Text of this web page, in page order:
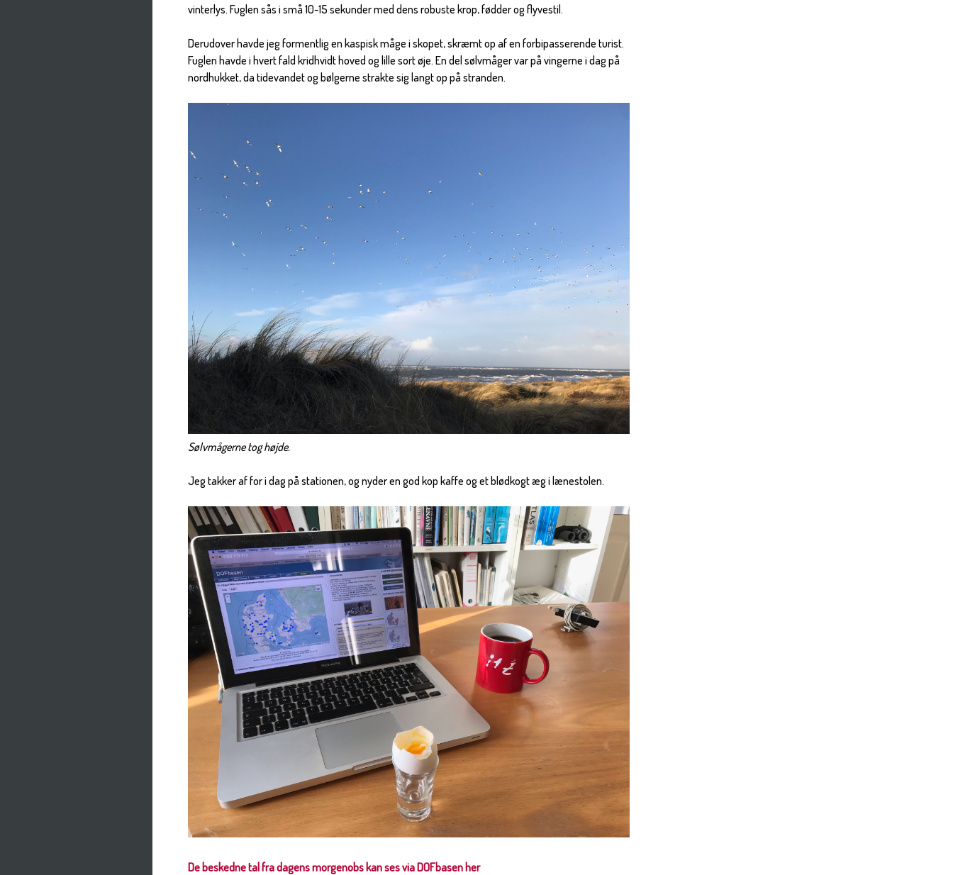
vinterlys. Fuglen sås i små 10-15 sekunder med dens robuste krop, fødder og flyvestil.
Derudover havde jeg formentlig en kaspisk måge i skopet, skræmt op af en forbipasserende turist.
Fuglen havde i hvert fald kridhvidt hoved og lille sort øje. En del sølvmåger var på vingerne i dag på
nordhukket, da tidevandet og bølgerne strakte sig langt op på stranden.
Sølvmågerne tog højde.
Jeg takker af for i dag på stationen, og nyder en god kop kaffe og et blødkogt æg i lænestolen.
De beskedne tal fra dagens morgenobs kan ses via DOFbasen her